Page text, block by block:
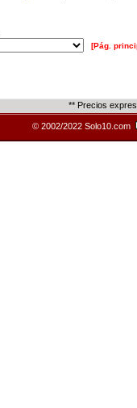
[Pág.
** Precios
© 2002/2022 Solo10.com